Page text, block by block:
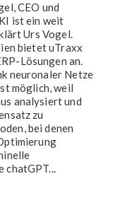
CEO und
ist ein weit
Urs Vogel.
bietet uTraxx
Lösungen an.
neuronaler Netze
möglich, weil
analysiert und
zu
bei denen
chatGPT...